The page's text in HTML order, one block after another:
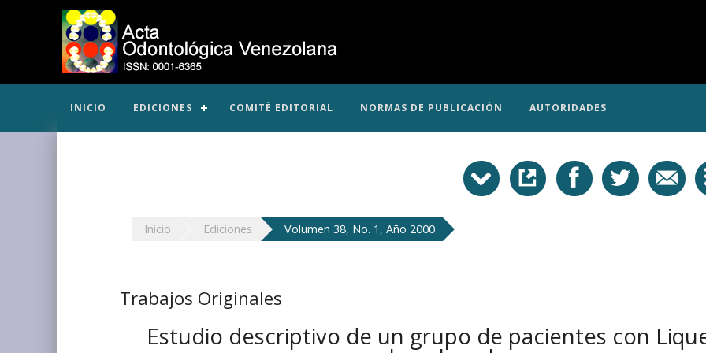
INICIO EDICIONES COMITÉ EDITORIAL NORMAS DE PUBLICACIÓN AUTORIDADES
Inicio Ediciones Volumen 38, No. 1, Año 2000
Trabajos Originales
Estudio descriptivo de un grupo de pacientes con